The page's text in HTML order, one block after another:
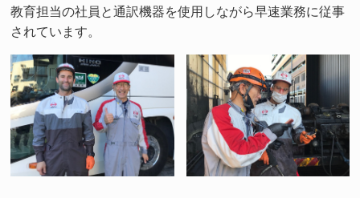
教育担当の社員と通訳機器を使用しながら早速業務に従事
されています。